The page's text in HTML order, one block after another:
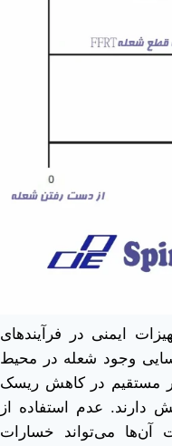
ایمنی در فرآیندهای
وجود شعله در محیط
مستقیم در کاهش ریسک
دارند. عدم استفاده از
آن‌ها می‌تواند خسارات